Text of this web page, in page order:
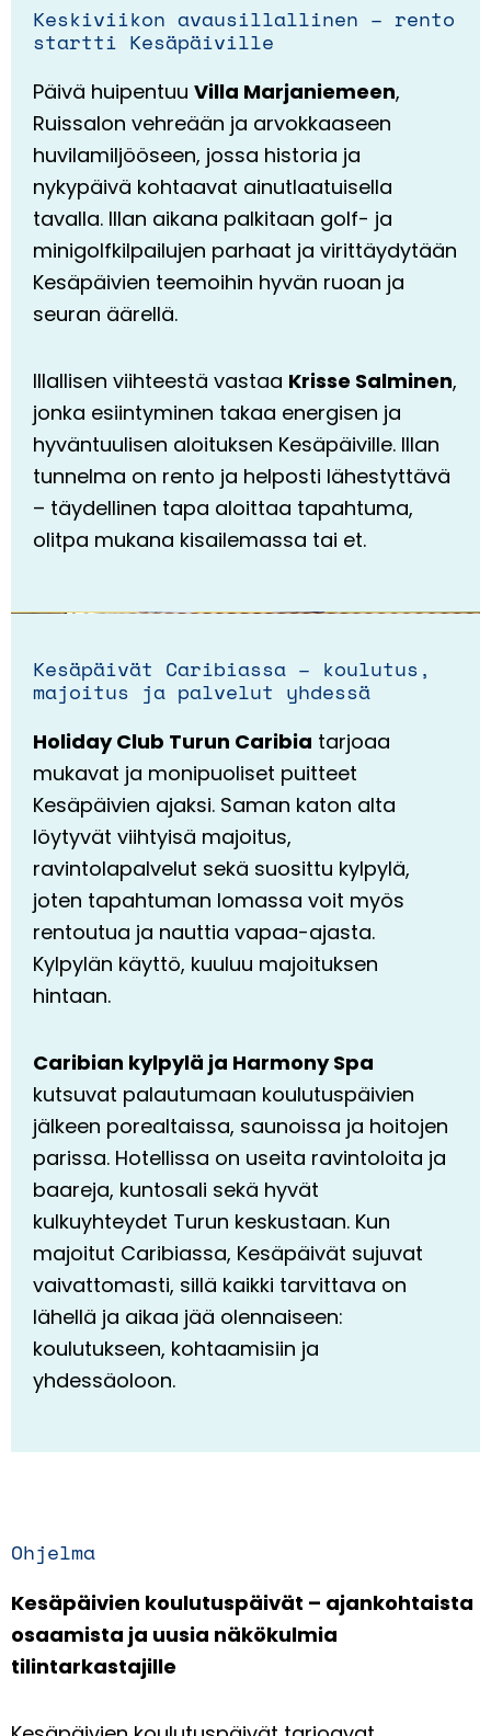
Keskiviikon avausillallinen – rento
startti Kesäpäiville
Päivä huipentuu Villa Marjaniemeen,
Ruissalon vehreään ja arvokkaaseen
huvilamiljööseen, jossa historia ja
nykypäivä kohtaavat ainutlaatuisella
tavalla. Illan aikana palkitaan golf- ja
minigolfkilpailujen parhaat ja virittäydytään
Kesäpäivien teemoihin hyvän ruoan ja
seuran äärellä.
Illallisen viihteestä vastaa Krisse Salminen,
jonka esiintyminen takaa energisen ja
hyväntuulisen aloituksen Kesäpäiville. Illan
tunnelma on rento ja helposti lähestyttävä
– täydellinen tapa aloittaa tapahtuma,
olitpa mukana kisailemassa tai et.
Kesäpäivät Caribiassa – koulutus,
majoitus ja palvelut yhdessä
Holiday Club Turun Caribia tarjoaa
mukavat ja monipuoliset puitteet
Kesäpäivien ajaksi. Saman katon alta
löytyvät viihtyisä majoitus,
ravintolapalvelut sekä suosittu kylpylä,
joten tapahtuman lomassa voit myös
rentoutua ja nauttia vapaa-ajasta.
Kylpylän käyttö, kuuluu majoituksen
hintaan.
Caribian kylpylä ja Harmony Spa
kutsuvat palautumaan koulutuspäivien
jälkeen porealtaissa, saunoissa ja hoitojen
parissa. Hotellissa on useita ravintoloita ja
baareja, kuntosali sekä hyvät
kulkuyhteydet Turun keskustaan. Kun
majoitut Caribiassa, Kesäpäivät sujuvat
vaivattomasti, sillä kaikki tarvittava on
lähellä ja aikaa jää olennaiseen:
koulutukseen, kohtaamisiin ja
yhdessäoloon.
Ohjelma
Kesäpäivien koulutuspäivät – ajankohtaista
osaamista ja uusia näkökulmia
tilintarkastajille